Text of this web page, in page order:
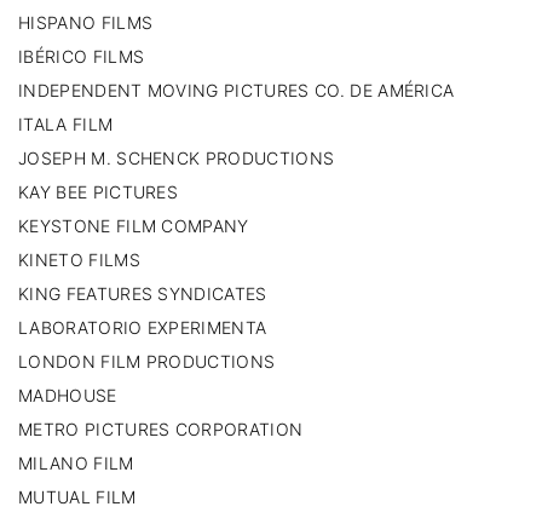
HISPANO FILMS
IBÉRICO FILMS
INDEPENDENT MOVING PICTURES CO. DE AMÉRICA
ITALA FILM
JOSEPH M. SCHENCK PRODUCTIONS
KAY BEE PICTURES
KEYSTONE FILM COMPANY
KINETO FILMS
KING FEATURES SYNDICATES
LABORATORIO EXPERIMENTA
LONDON FILM PRODUCTIONS
MADHOUSE
METRO PICTURES CORPORATION
MILANO FILM
MUTUAL FILM